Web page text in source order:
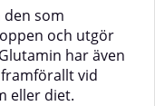
som
och utgör
har även
vid
eller diet.